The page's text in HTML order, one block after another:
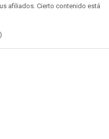
afiliados. Cierto contenido está